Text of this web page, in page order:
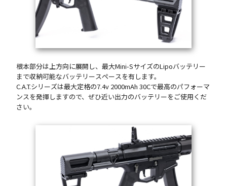
根本部分は上方向に展開し、最大Mini-SサイズのLipoバッテリー
まで収納可能なバッテリースペースを有します。
C.A.T.シリーズは最大定格の7.4v 2000mAh 30Cで最高のパフォーマ
ンスを発揮しますので、ぜひ近い出力のバッテリーをご使用くだ
さい。